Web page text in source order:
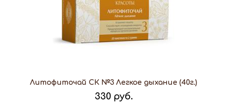
Литофиточай СК №3 Легкое дыхание (40г.)
330 руб.